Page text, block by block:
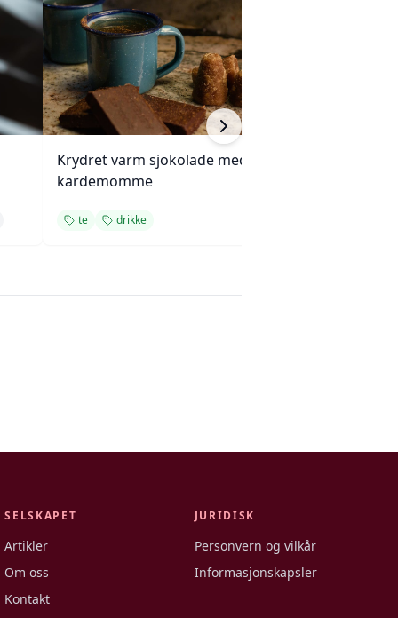
Krydret varm sjokolade med
kardemomme
te drikke
SELSKAPET
Artikler
Om oss
Kontakt
JURIDISK
Personvern og vilkår
Informasjonskapsler